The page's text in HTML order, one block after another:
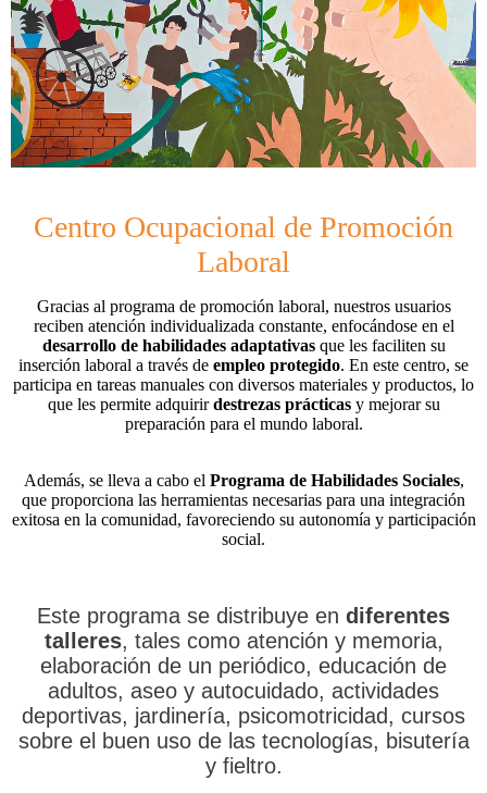
Centro Ocupacional de Promoción
Laboral
Gracias al programa de promoción laboral, nuestros usuarios
reciben atención individualizada constante, enfocándose en el
desarrollo de habilidades adaptativasque les faciliten su
inserción laboral a través de empleo protegido. En este centro, se
participa en tareas manuales con diversos materiales y productos, lo
que les permite adquirirdestrezas prácticasy mejorar su
preparación para el mundo laboral.
Además, se lleva a cabo el Programa de Habilidades Sociales,
que proporciona las herramientas necesarias para una integración
exitosa en la comunidad, favoreciendo su autonomía y participación
social.
Este programa se distribuye en diferentes
talleres, tales como atención y memoria,
elaboración de un periódico, educación de
adultos, aseo y autocuidado, actividades
deportivas, jardinería, psicomotricidad, cursos
sobre el buen uso de las tecnologías, bisutería
y fieltro.